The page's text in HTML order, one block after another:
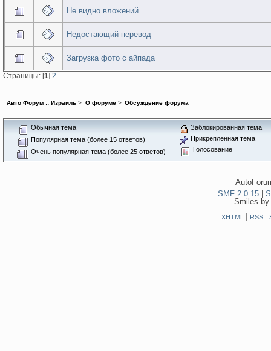
Не видно вложений.
Недостающий перевод
Загрузка фото с айпада
Страницы: [1] 2
Авто Форум :: Израиль > О форуме> Обсуждение форума
Обычная тема
Популярная тема (более 15 ответов)
Очень популярная тема (более 25 ответов)
Заблокированная тема
Прикрепленная тема
Голосование
SMF 2.0.15
Smiles
XHTML RSS